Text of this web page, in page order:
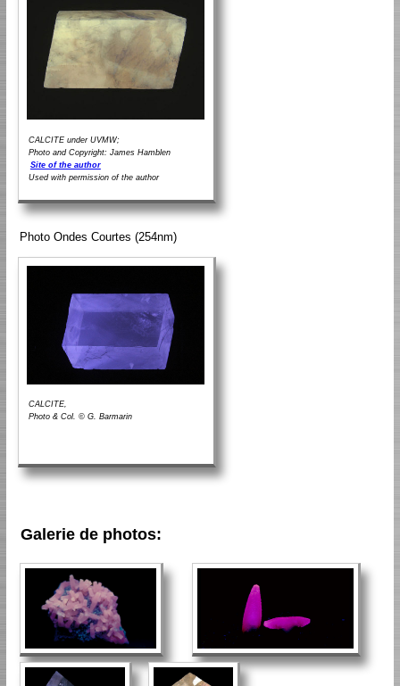
CALCITE under UVMW;
Photo and Copyright: James Hamblen
Site of the author
Used with permission of the author
Photo Ondes Courtes (254nm)
CALCITE,
Photo & Col. © G. Barmarin
Galerie de photos: